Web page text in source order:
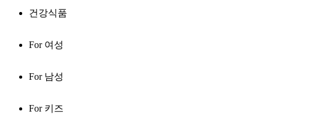
건강식품
For 여성
For 남성
For 키즈